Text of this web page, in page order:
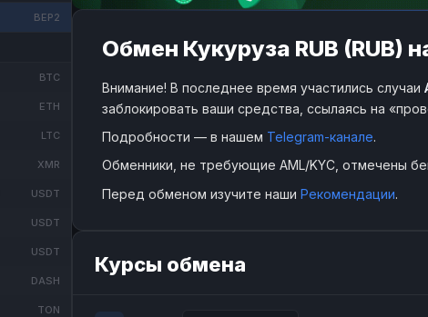
BEP2
BTC
ETH
LTC
XMR
USDT
USDT
USDT
DASH
TON
Обмен Кукуруза RUB (RUB)
Внимание! В последнее время участились случаи
заблокировать ваши средства, ссылаясь на
Подробности — в нашем Telegram-канале.
Обменники, не требующие AML/KYC, отмечены
Перед обменом изучите наши Рекомендации.
Курсы обмена